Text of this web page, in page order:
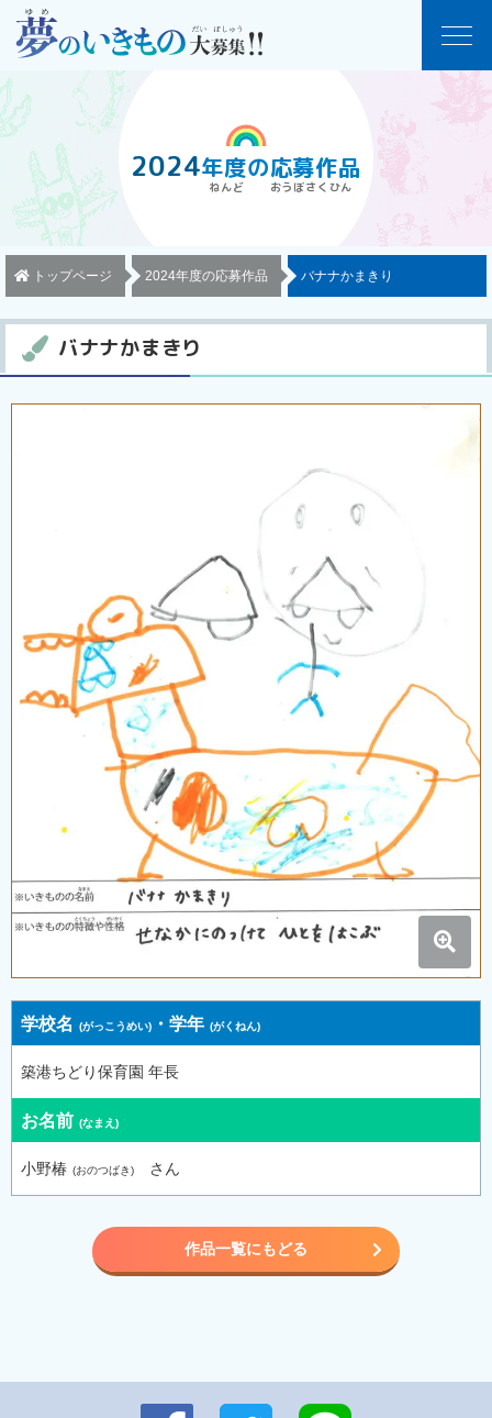
2024年度の応募作品
トップページ 2024年度の応募作品 バナナかまきり
バナナかまきり
学校名 ・学年
築港ちどり保育園 年長
お名前
小野椿 さん
作品一覧にもどる